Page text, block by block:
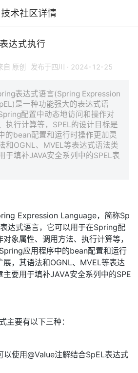
技术社区详情
下拉刷新
达式执行
自 原创 发布于四川 · 2024-12-25
表达式语言(Spring Expression
是一种功能强大的表达式语
配置中动态地访问和操作对
执行计算等，SPEL的设计目标是
的bean配置和运行时操作更加灵
和OGNL、MVEL等表达式语法类
于填补JAVA安全系列中的SPEL表
Expression Language，简称Sp
达式语言，它可以用于在Spring配
象属性、调用方法、执行计算等，
应用程序中的bean配置和运行
展，其语法和OGNL、MVEL等表达
要用于填补JAVA安全系列中的SPE
主要有以下三种：
使用@Value注解结合SpEL表达式